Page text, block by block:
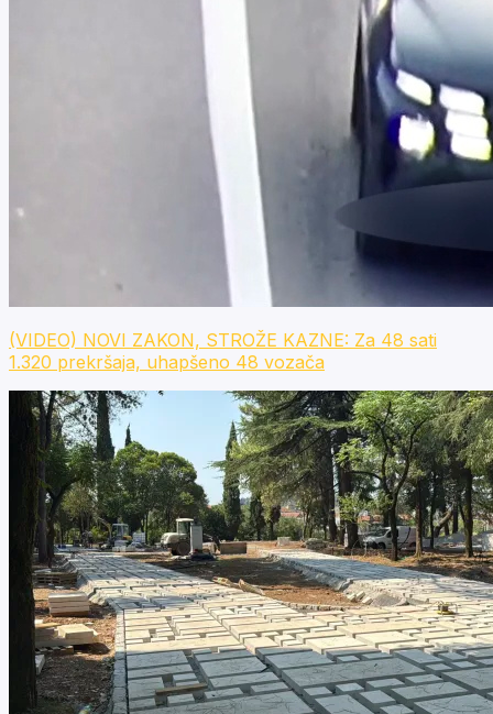
(VIDEO) NOVI ZAKON, STROŽE KAZNE: Za 48 sati
1.320 prekršaja, uhapšeno 48 vozača